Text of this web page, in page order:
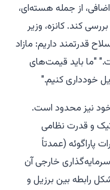
از جمله هسته‌ای،
بررسی کند. کانزه، وزیر
قدرتمند داریم: مازاد
"ما باید قیمت‌های
خودداری کنیم."
خود نیز محدود است.
و قدرت نظامی
پاراگوئه (عمدتاً
خارجی آن
رابطه بین برزیل و